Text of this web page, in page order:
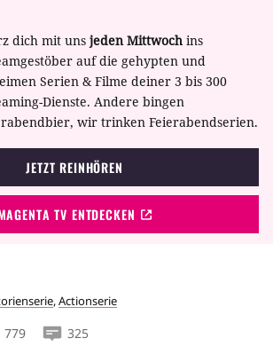
dich mit uns jeden Mittwoch ins
auf die gehypten und
Serien & Filme deiner 3 bis 300
Dienste. Andere bingen
wir trinken Feierabendserien.
JETZT REINHÖREN
TV ENTDECKEN
,Actionserie
779 325